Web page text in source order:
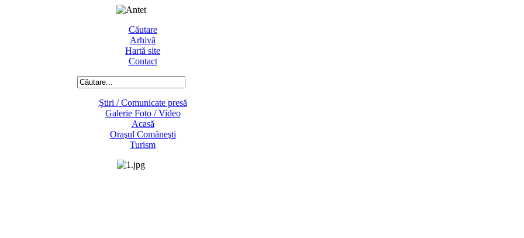
Căutare
Arhivă
Hartă site
Contact
Știri / Comunicate presă
Galerie Foto / Video
Acasă
Oraşul Comăneşti
Turism